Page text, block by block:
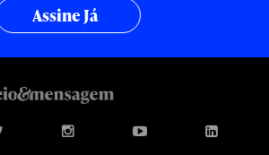
Assine Já